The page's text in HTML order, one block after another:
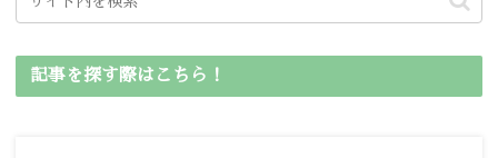
記事を探す際はこちら！